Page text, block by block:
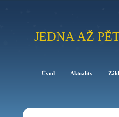
JEDNA AŽ
Úvod Aktuality